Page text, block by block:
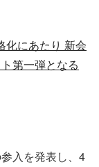
化にあたり 新会
第一弾となる
入を発表し、4